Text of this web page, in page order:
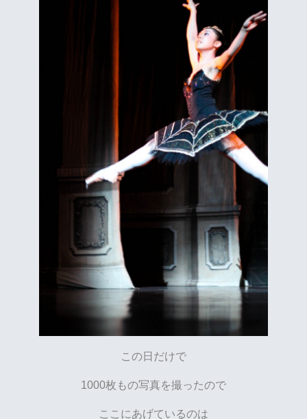
この日だけで
1000枚もの写真を撮ったので
ここにあげているのは